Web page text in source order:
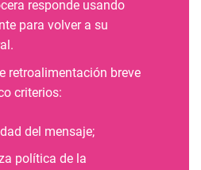
responde usando
para volver a su
retroalimentación breve
criterios:
del mensaje;
política de la